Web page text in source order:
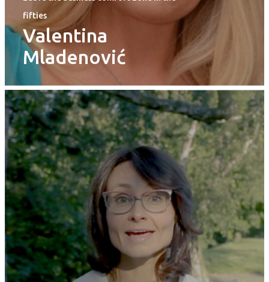
fifties
Valentina
Mladenović